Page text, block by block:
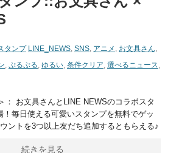
タンプ LINE_NEWS, SNS, アニメ , お文具さん,
, ぷるぷる, ゆるい, 条件クリア, 選べるニュース,
： お文具さんとLINE NEWSのコラボスタ
！毎日使える可愛いスタンプを無料でゲッ
ントを3つ以上友だち追加するともらえる♪
続きを見る